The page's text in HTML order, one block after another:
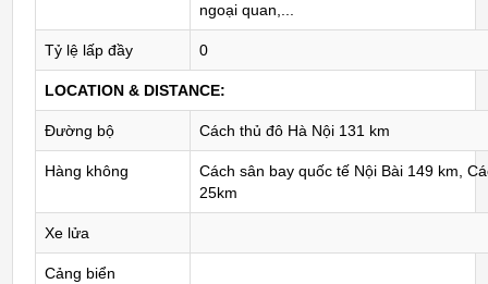
ngoại quan,...
Tỷ lệ lấp đầy 0
LOCATION & DISTANCE:
Đường bộ Cách thủ đô Hà Nội 131 km
Hàng không
Cách sân bay quốc tế Nội Bài 149 km,
25km
Xe lửa
Cảng biển